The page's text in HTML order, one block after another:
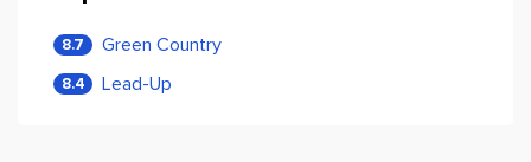
8.7 Green Country
8.4 Lead-Up